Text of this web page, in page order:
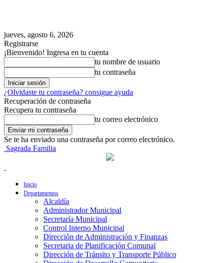
jueves, agosto 6, 2026
Registrarse
¡Bienvenido! Ingresa en tu cuenta
tu nombre de usuario
tu contraseña
¿Olvidaste tu contraseña? consigue ayuda
Recuperación de contraseña
Recupera tu contraseña
tu correo electrónico
Se te ha enviado una contraseña por correo electrónico.
Sagrada Familia
Inicio
Departamentos
Alcaldía
Administrador Municipal
Secretaría Municipal
Control Interno Municipal
Dirección de Administración y Finanzas
Secretaria de Planificación Comunal
Dirección de Tránsito y Transporte Público